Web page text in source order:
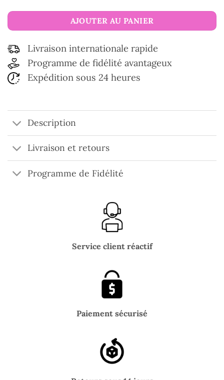
AJOUTER AU PANIER
Livraison internationale rapide
Programme de fidélité avantageux
Expédition sous 24 heures
Description
Livraison et retours
Programme de Fidélité
Service client réactif
Paiement sécurisé